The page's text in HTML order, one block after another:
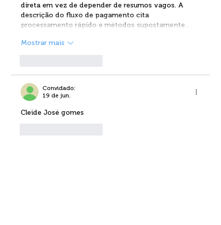
direta em vez de depender de resumos vagos. A
descrição do fluxo de pagamento cita
processamento rápido e métodos supostamente…
Mostrar mais
Convidado:
19 de jun.
Cleide José gomes